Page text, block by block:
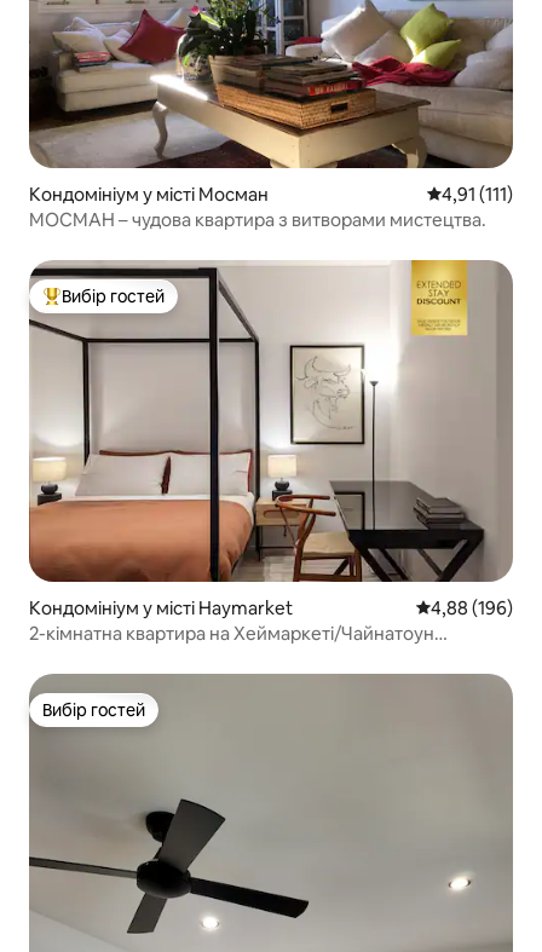
Кондомініум у місті Мосман Середня
4,91 (111)
МОСМАН – чудова квартира з витворами мистецтва.
Топ вибір гостей
Вибір гостей
Кондомініум у місті Haymarket Середня
4,88 (196)
2-кімнатна квартира на Хеймаркеті/Чайнатоун
Вибір гостей
Вибір гостей